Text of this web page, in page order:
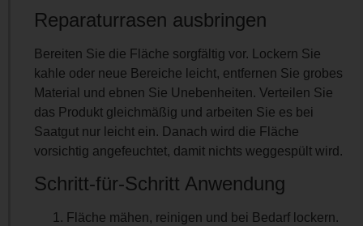
Reparaturrasen ausbringen
Bereiten Sie die Fläche sorgfältig vor. Lockern Sie
kahle oder neue Bereiche leicht, entfernen Sie grobes
Material und ebnen Sie Unebenheiten. Verteilen Sie
das Produkt gleichmäßig und arbeiten Sie es bei
Saatgut nur leicht ein. Danach wird die Fläche
vorsichtig angefeuchtet, damit nichts weggespült wird.
Schritt-für-Schritt Anwendung
Fläche mähen, reinigen und bei Bedarf lockern.